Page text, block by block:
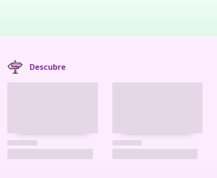
Descubre